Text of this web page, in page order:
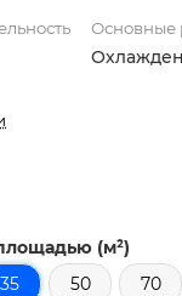
Основные
(м²)
35 50 70